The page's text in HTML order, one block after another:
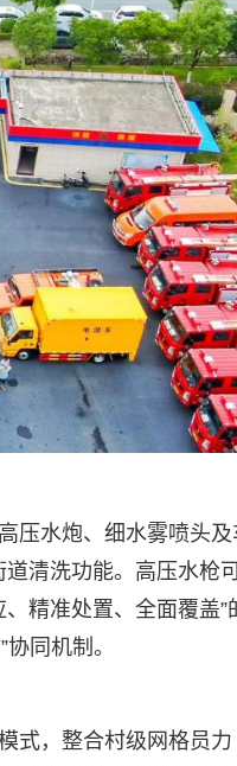
压水炮、细水雾喷头及
清洗功能。高压水枪
精准处置、全面覆盖”
同机制。
式，整合村级网格员力